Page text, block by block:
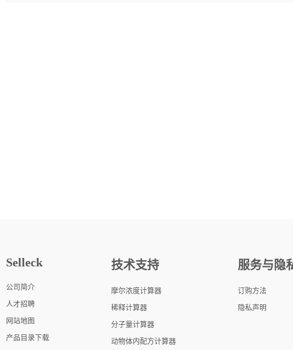
Selleck
公司简介
人才招聘
网站地图
产品目录下载
技术支持
摩尔浓度计算器
稀释计算器
分子量计算器
动物体内配方计算器
服务与隐
订购方法
隐私声明